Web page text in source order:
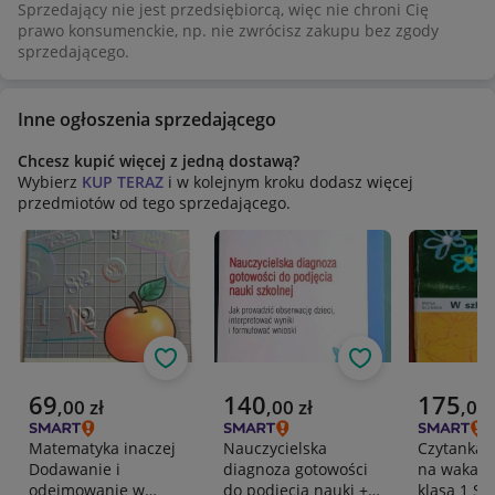
Sprzedający nie jest przedsiębiorcą, więc nie chroni Cię
prawo konsumenckie, np. nie zwrócisz zakupu bez zgody
sprzedającego.
Inne ogłoszenia sprzedającego
Chcesz kupić więcej z jedną dostawą?
Wybierz KUP TERAZ i w kolejnym kroku dodasz więcej
przedmiotów od tego sprzedającego.
Aktualna cena
69,00 zł
Matematyka inaczej
Dodawanie i
odejmowanie w
Obserwuj
Aktualna cena
140,00 zł
Nauczycielska
diagnoza gotowości
do podjęcia nauki +
Obserwuj
Aktualna
175,00
Czytanka
na
klasa 1